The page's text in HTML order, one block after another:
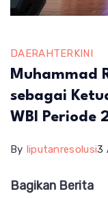
DAERAHTERKINI
Muhammad
sebagai
WBI Periode
By liputanresolusi3
Bagikan Berita